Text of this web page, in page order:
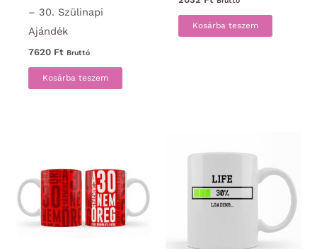
– 30. Szülinapi
Ajándék
7620 Ft Bruttó
Kosárba teszem
Kosárba teszem